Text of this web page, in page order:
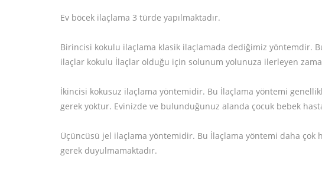
Ev böcek ilaçlama 3 türde yapılmaktadır.
Birincisi kokulu ilaçlama klasik ilaçlamada dediğimiz yöntemdir.
ilaçlar kokulu İlaçlar olduğu için solunum yolunuza ilerleyen
İkincisi kokusuz ilaçlama yöntemidir. Bu İlaçlama yöntemi
gerek yoktur. Evinizde ve bulunduğunuz alanda çocuk bebek
Üçüncüsü jel ilaçlama yöntemidir. Bu İlaçlama yöntemi daha
gerek duyulmamaktadır.